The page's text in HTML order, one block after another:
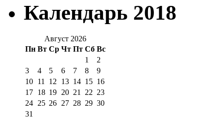
Календарь 2018
Август 2026
Пн Вт Ср Чт Пт Сб Вс
1
2
3
4 5 6 7 8
9
10 11 12 13 14 15 16
17 18 19 20 21 22 23
24 25 26 27 28 29 30
31